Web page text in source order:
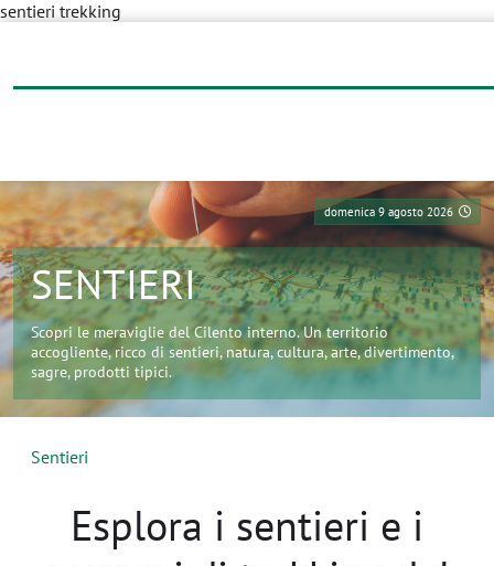
sentieri trekking
domenica 9 agosto 2026
SENTIERI
Scopri le meraviglie del Cilento interno. Un territorio
accogliente, ricco di sentieri, natura, cultura, arte, divertimento,
sagre, prodotti tipici.
Sentieri
Esplora i sentieri e i